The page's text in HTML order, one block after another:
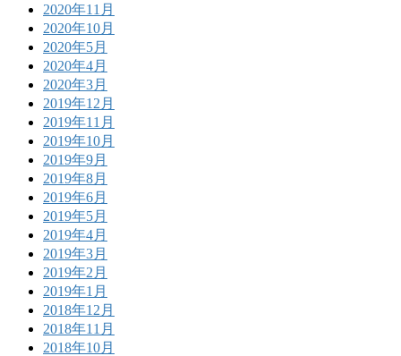
2020年11月
2020年10月
2020年5月
2020年4月
2020年3月
2019年12月
2019年11月
2019年10月
2019年9月
2019年8月
2019年6月
2019年5月
2019年4月
2019年3月
2019年2月
2019年1月
2018年12月
2018年11月
2018年10月